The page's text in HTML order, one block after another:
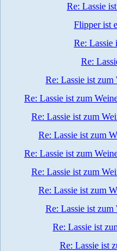
Re: Lassie
Flipper ist
Re: Lassie
Re:
Re: Lassie ist zum
Re: Lassie ist zum
Re: Lassie ist zum
Re: Lassie ist zum
Re: Lassie ist zum
Re: Lassie ist zum
Re: Lassie ist zum
Re: Lassie ist zum
Re: Lassie ist
Re: Lassie ist